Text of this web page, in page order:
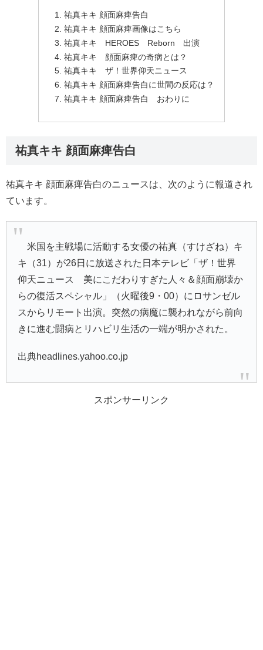
祐真キキ 顔面麻痺告白
祐真キキ 顔面麻痺画像はこちら
祐真キキ HEROES Reborn 出演
祐真キキ 顔面麻痺の奇病とは？
祐真キキ ザ！世界仰天ニュース
祐真キキ 顔面麻痺告白に世間の反応は？
祐真キキ 顔面麻痺告白 おわりに
祐真キキ 顔面麻痺告白
祐真キキ 顔面麻痺告白のニュースは、次のように報道され
ています。
米国を主戦場に活動する女優の祐真（すけざね）キ
キ（31）が26日に放送された日本テレビ「ザ！世界
仰天ニュース 美にこだわりすぎた人々＆顔面崩壊か
らの復活スペシャル」（火曜後9・00）にロサンゼル
スからリモート出演。突然の病魔に襲われながら前向
きに進む闘病とリハビリ生活の一端が明かされた。
出典headlines.yahoo.co.jp
スポンサーリンク